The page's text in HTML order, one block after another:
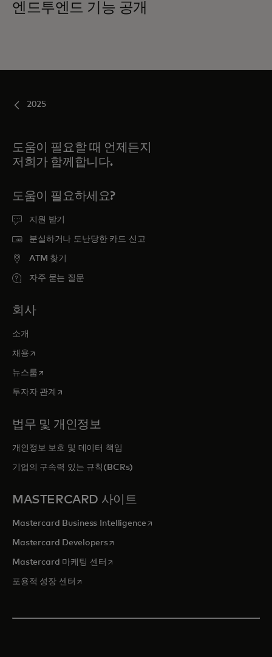
엔드투엔드 기능 공개
2025
도움이 필요할 때 언제든지
저희가 함께합니다.
도움이 필요하세요?
지원 받기
분실하거나 도난당한 카드 신고
ATM 찾기
자주 묻는 질문
회사
소개
채용새 탭에서 열림
뉴스룸새 탭에서 열림
투자자 관계 새 탭에서 열림
법무 및 개인정보
개인정보 보호 및 데이터 책임
기업의 구속력 있는 규칙(BCRs)
MASTERCARD 사이트
Mastercard Business Intelligence새 탭에서 열림
Mastercard Developers새 탭에서 열림
Mastercard 마케팅 센터 새 탭에서 열림
포용적 성장 센터 새 탭에서 열림